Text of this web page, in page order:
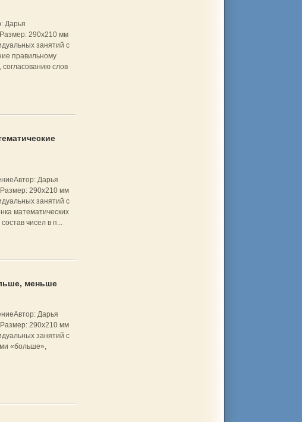
Дарья
290x210 мм
занятий с
правильному
слов
Дарья
290x210 мм
занятий с
математических
чисел в п...
меньше
Дарья
290x210 мм
занятий с
«больше»,